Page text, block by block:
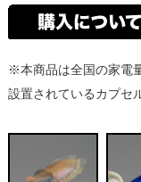
※本商品は全国の家電
設置されているカプセ